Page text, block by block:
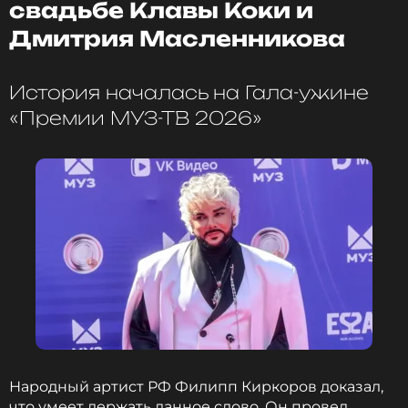
его похорон. Впоследствии Калачева
подтвердила, что ее отношения с семьей Пьера
наладились.
ФОТО: Сергей Виноградов/ТАСС
Читайте нас в МАКСе, чтобы
оставаться в курсе событий
ПОДПИСАТЬСЯ
свадьбе Клавы Коки и
Дмитрия Масленникова
История началась на Гала-ужине
«Премии МУЗ-ТВ 2026»
Народный артист РФ Филипп Киркоров доказал,